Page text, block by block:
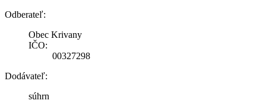
Odberateľ:
Obec Krivany
IČO:
00327298
Dodávateľ:
súhrn